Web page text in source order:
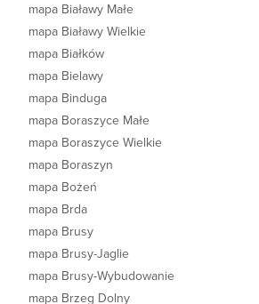
mapa Białawy Małe
mapa Białawy Wielkie
mapa Białków
mapa Bielawy
mapa Binduga
mapa Boraszyce Małe
mapa Boraszyce Wielkie
mapa Boraszyn
mapa Bożeń
mapa Brda
mapa Brusy
mapa Brusy-Jaglie
mapa Brusy-Wybudowanie
mapa Brzeg Dolny